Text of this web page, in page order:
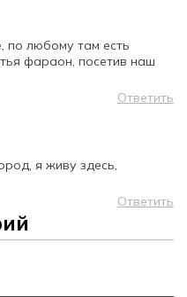
по любому там есть
фараон, посетив наш
Ответить
я живу здесь,
Ответить